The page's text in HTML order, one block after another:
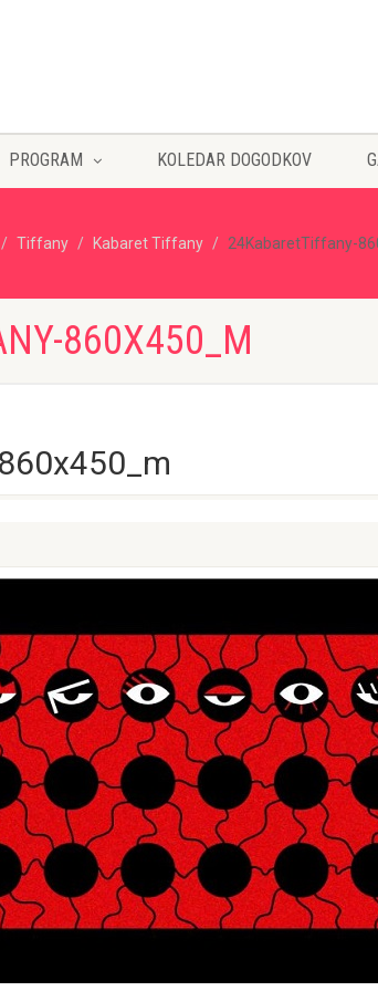
PROGRAM KOLEDAR DOGODKOV
Tiffany Kabaret Tiffany 24KabaretTiffany-
860X450_M